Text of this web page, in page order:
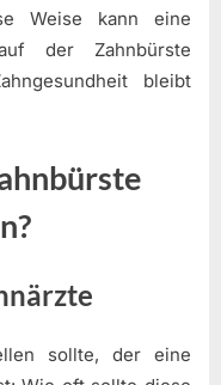
Weise kann eine
der Zahnbürste
bleibt
sollte, der eine